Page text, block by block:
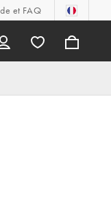
et FAQ
€ (0%). Avant 29,99